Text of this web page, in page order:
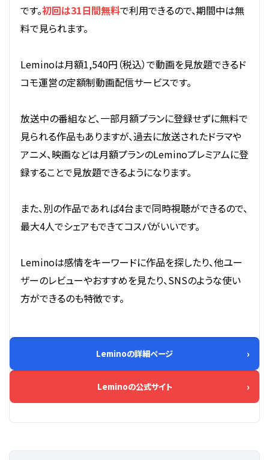
です。初回は31日間無料で利用できるので、期間中は無
料で見られます。
Leminoは月額1,540円（税込）で動画を見放題できるド
コモ運営の定額制動画配信サービスです。
放送中の番組など、一部月額プランに登録せずに無料で
見られる作品もありますが、過去に放送されたドラマや
アニメ、映画などは月額プランのLeminoプレミアムに登
録することで見放題できるようになります。
また、別の作品であれば4台まで同時視聴ができるので、
最大4人でシェアもできてコスパがいいです。
Leminoは感情をキーワードに作品を探したり、他ユー
ザーのレビューやおすすめを見たり、SNSのような使い
方ができるのも特徴です。
Leminoの詳細ページ
Leminoの公式サイト